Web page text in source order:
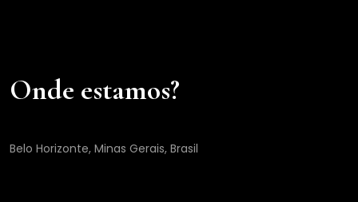
Onde estamos?
Belo Horizonte, Minas Gerais, Brasil